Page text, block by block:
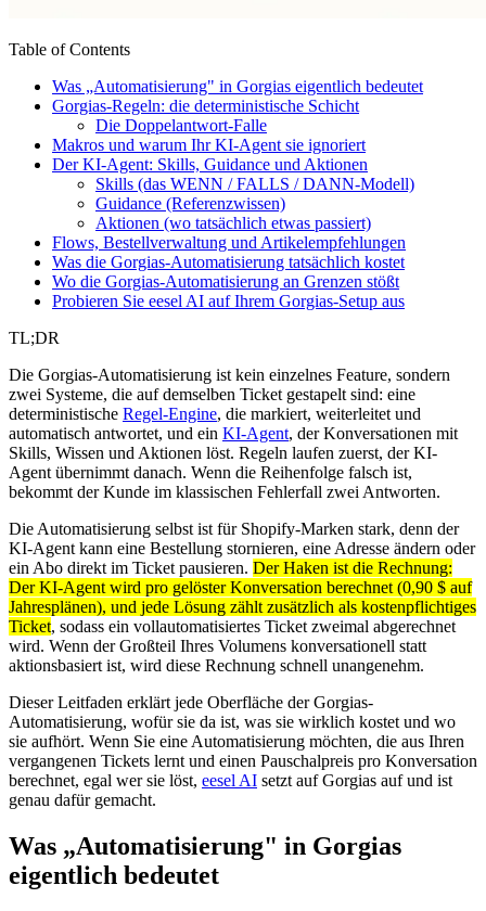
Table of Contents
Was „Automatisierung" in Gorgias eigentlich bedeutet
Gorgias-Regeln: die deterministische Schicht
Die Doppelantwort-Falle
Makros und warum Ihr KI-Agent sie ignoriert
Der KI-Agent: Skills, Guidance und Aktionen
Skills (das WENN / FALLS / DANN-Modell)
Guidance (Referenzwissen)
Aktionen (wo tatsächlich etwas passiert)
Flows, Bestellverwaltung und Artikelempfehlungen
Was die Gorgias-Automatisierung tatsächlich kostet
Wo die Gorgias-Automatisierung an Grenzen stößt
Probieren Sie eesel AI auf Ihrem Gorgias-Setup aus
TL;DR
Die Gorgias-Automatisierung ist kein einzelnes Feature, sondern
zwei Systeme, die auf demselben Ticket gestapelt sind: eine
deterministische Regel-Engine, die markiert, weiterleitet und
automatisch antwortet, und ein KI-Agent, der Konversationen mit
Skills, Wissen und Aktionen löst. Regeln laufen zuerst, der KI-
Agent übernimmt danach. Wenn die Reihenfolge falsch ist,
bekommt der Kunde im klassischen Fehlerfall zwei Antworten.
Die Automatisierung selbst ist für Shopify-Marken stark, denn der
KI-Agent kann eine Bestellung stornieren, eine Adresse ändern oder
ein Abo direkt im Ticket pausieren. Der Haken ist die Rechnung:
Der KI-Agent wird pro gelöster Konversation berechnet (0,90 $ auf
Jahresplänen), und jede Lösung zählt zusätzlich als kostenpflichtiges
Ticket, sodass ein vollautomatisiertes Ticket zweimal abgerechnet
wird. Wenn der Großteil Ihres Volumens konversationell statt
aktionsbasiert ist, wird diese Rechnung schnell unangenehm.
Dieser Leitfaden erklärt jede Oberfläche der Gorgias-
Automatisierung, wofür sie da ist, was sie wirklich kostet und wo
sie aufhört. Wenn Sie eine Automatisierung möchten, die aus Ihren
vergangenen Tickets lernt und einen Pauschalpreis pro Konversation
berechnet, egal wer sie löst, eesel AI setzt auf Gorgias auf und ist
genau dafür gemacht.
Was „Automatisierung" in Gorgias
eigentlich bedeutet